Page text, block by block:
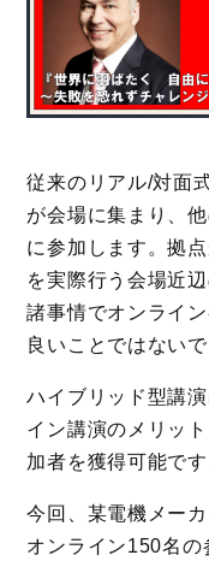
従来のリアル/対面
が会場に集まり、
に参加します。拠
を実際行う会場近
諸事情でオンライ
良いことではない
ハイブリッド型講
イン講演のメリッ
加者を獲得可能です
今回、某電機メー
オンライン150名の